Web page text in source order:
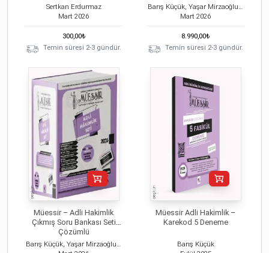
Sertkan Erdurmaz
Mart 2026
300,00₺
Temin süresi 2-3 gündür.
Barış Küçük, Yaşar Mirzaoğlu, Hamza Parlak
Mart 2026
8.990,00₺
Temin süresi 2-3 gündür.
Müessir – Adli Hakimlik
Çıkmış Soru Bankası Seti
Çözümlü
Barış Küçük, Yaşar Mirzaoğlu, Hamza Parlak
Müessir Adli Hakimlik –
Karekod 5 Deneme
Barış Küçük